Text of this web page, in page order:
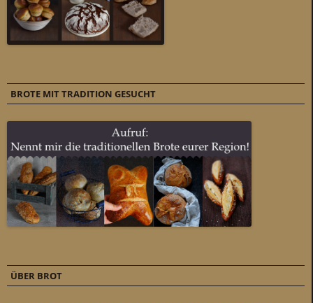
BROTE MIT TRADITION GESUCHT
ÜBER BROT